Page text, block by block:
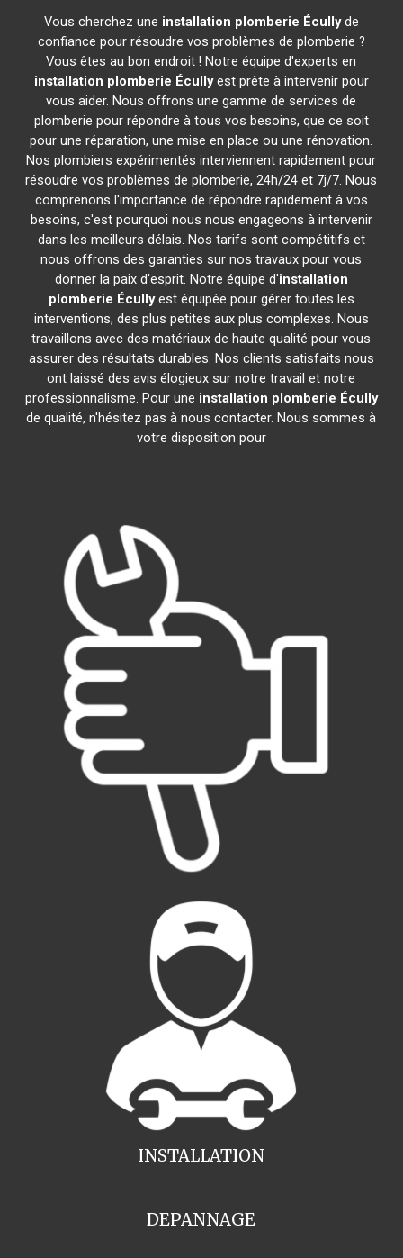
Vous cherchez une installation plomberie Écullyde
confiance pour résoudre vos problèmes de plomberie ?
Vous êtes au bon endroit ! Notre équipe d'experts en
installation plomberie Écullyest prête à intervenir pour
vous aider. Nous offrons une gamme de services de
plomberie pour répondre à tous vos besoins, que ce soit
pour une réparation, une mise en place ou une rénovation.
Nos plombiers expérimentés interviennent rapidement pour
résoudre vos problèmes de plomberie, 24h/24 et 7j/7. Nous
comprenons l'importance de répondre rapidement à vos
besoins, c'est pourquoi nous nous engageons à intervenir
dans les meilleurs délais. Nos tarifs sont compétitifs et
nous offrons des garanties sur nos travaux pour vous
donner la paix d'esprit. Notre équipe d'installation
plomberie Écullyest équipée pour gérer toutes les
interventions, des plus petites aux plus complexes. Nous
travaillons avec des matériaux de haute qualité pour vous
assurer des résultats durables. Nos clients satisfaits nous
ont laissé des avis élogieux sur notre travail et notre
professionnalisme. Pour une installation plomberie Écully
de qualité, n'hésitez pas à nous contacter. Nous sommes à
votre disposition pour
INSTALLATION
DEPANNAGE